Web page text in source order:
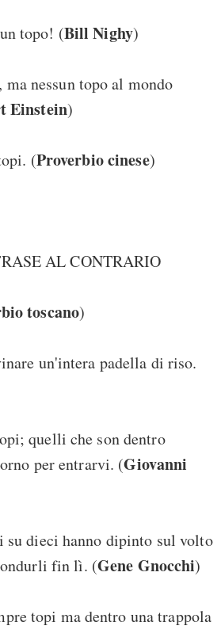
topo! (Bill Nighy)
nessun topo al mondo
Einstein)
(Proverbio cinese)
AL CONTRARIO
toscano)
un'intera padella di riso.
quelli che son dentro
per entrarvi. (Giovanni
dieci hanno dipinto sul volto
fin lì. (Gene Gnocchi)
topi ma dentro una trappola